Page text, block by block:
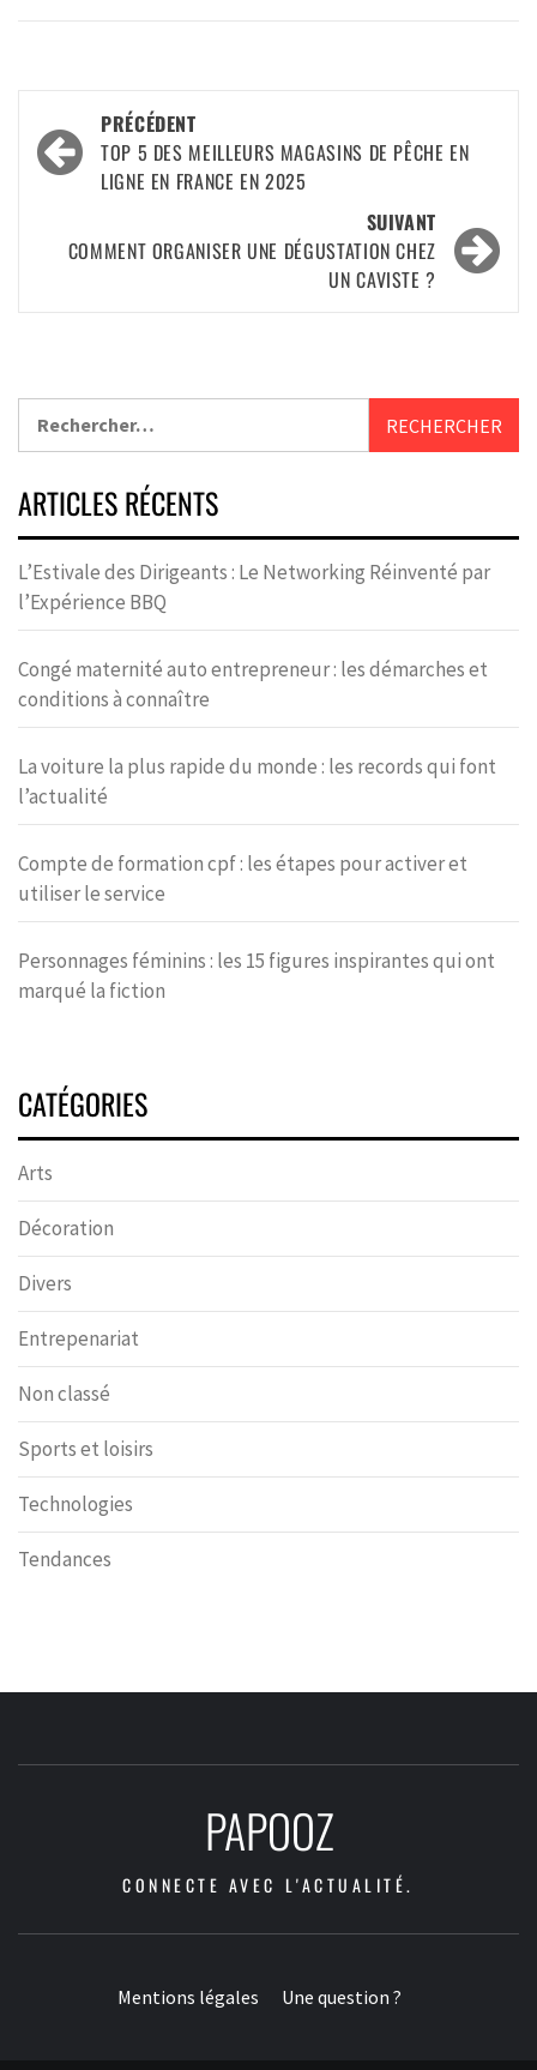
PRÉCÉDENT
TOP 5 DES MEILLEURS MAGASINS DE PÊCHE EN
LIGNE EN FRANCE EN 2025
SUIVANT
COMMENT ORGANISER UNE DÉGUSTATION CHEZ
UN CAVISTE ?
ARTICLES RÉCENTS
L’Estivale des Dirigeants : Le Networking Réinventé par
l’Expérience BBQ
Congé maternité auto entrepreneur : les démarches et
conditions à connaître
La voiture la plus rapide du monde : les records qui font
l’actualité
Compte de formation cpf : les étapes pour activer et
utiliser le service
Personnages féminins : les 15 figures inspirantes qui ont
marqué la fiction
CATÉGORIES
Arts
Décoration
Divers
Entrepenariat
Non classé
Sports et loisirs
Technologies
Tendances
PAPOOZ
CONNECTE AVEC L'ACTUALITÉ.
Mentions légales Une question ?